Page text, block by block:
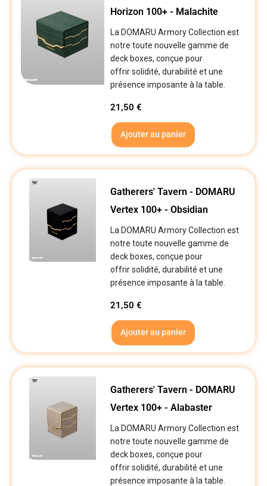
Horizon 100+ - Malachite
La DOMARU Armory Collection est
notre toute nouvelle gamme de
deck boxes, conçue pour
offrir solidité, durabilité et une
présence imposante à la table.
21,50€
Ajouter au panier
Gatherers' Tavern - DOMARU
Vertex 100+ - Obsidian
La DOMARU Armory Collection est
notre toute nouvelle gamme de
deck boxes, conçue pour
offrir solidité, durabilité et une
présence imposante à la table.
21,50€
Ajouter au panier
Gatherers' Tavern - DOMARU
Vertex 100+ - Alabaster
La DOMARU Armory Collection est
notre toute nouvelle gamme de
deck boxes, conçue pour
offrir solidité, durabilité et une
présence imposante à la table.